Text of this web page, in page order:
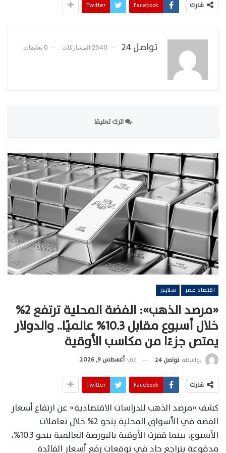
شارك Facebook
Twitter
تواصل 24 2540 المشاركات 0 تعليقات
اترك تعليقا
اقتصاد مصر سلايدر
«مرصد الذهب»: الفضة المحلية ترتفع 2%
خلال أسبوع مقابل 10.3% عالميًا.. والدولار
يمتص جزءًا من مكاسب الأوقية
بواسطة تواصل 24 في أغسطس 9, 2026
شارك Facebook
Twitter
كشف «مرصد الذهب للدراسات الاقتصادية» عن ارتفاع أسعار
الفضة في الأسواق المحلية بنحو 2% خلال تعاملات
الأسبوع، بينما قفزت الأوقية بالبورصة العالمية بنحو 10.3%،
مدفوعة بتراجع حاد في توقعات رفع أسعار الفائدة